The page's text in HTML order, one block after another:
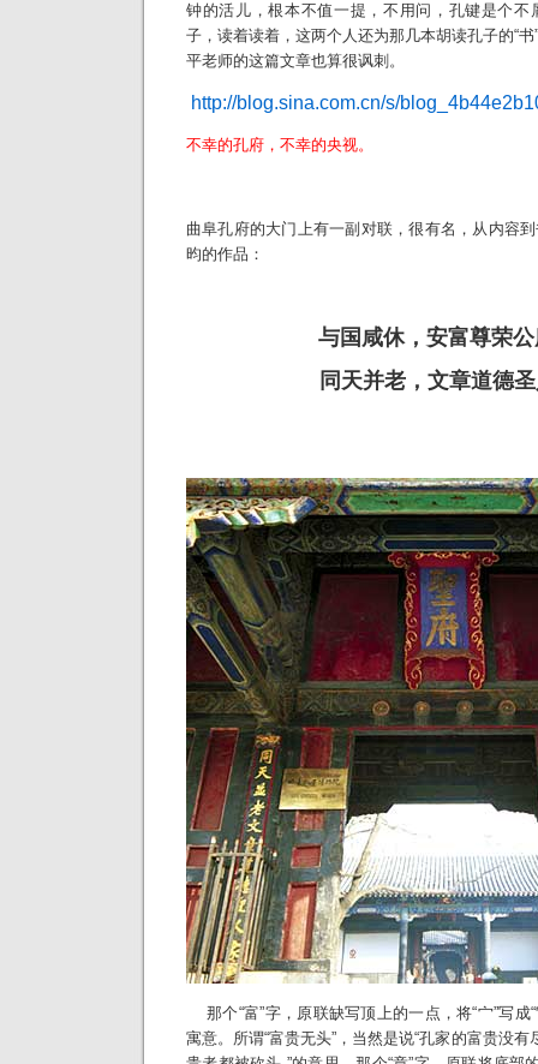
钟的活儿，根本不值一提，不用问，孔键是个不
子，读着读着，这两个人还为那几本胡读孔子的“
平老师的这篇文章也算很讽刺。
http://blog.sina.com.cn/s/
不幸的孔府，不幸的央视。
曲阜孔府的大门上有一副对联，很有名，从内容
昀的作品：
与国咸休，安富尊荣
同天并老，文章道德
那个“富”字，原联缺写顶上的一点，将“宀”写成
寓意。所谓“富贵无头”，当然是说“孔家的富贵没有